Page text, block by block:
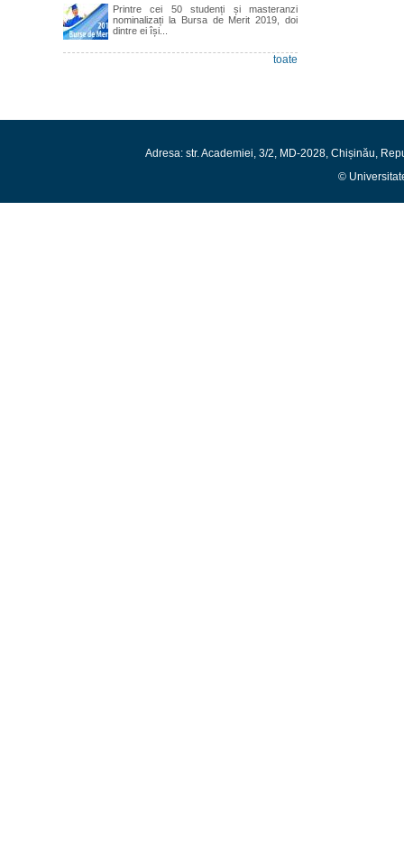
Printre cei 50 studenți și masteranzi
nominalizați la Bursa de Merit 2019, doi
dintre ei își...
toate
Adresa: str. Academiei, 3/2, MD-2028, Chișinău,
©